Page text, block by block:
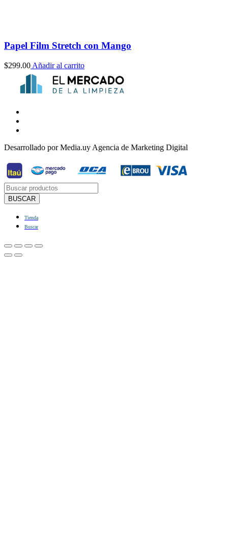
Papel Film Stretch con Mango
$299.00 Añadir al carrito
Desarrollado por Media.uy Agencia de Marketing Digital
Búsqueda
de
productos
BUSCAR
Tienda
Buscar